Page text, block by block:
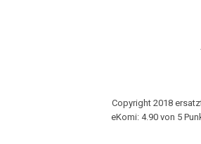
Copyright 2018
eKomi: 4.90 von 5